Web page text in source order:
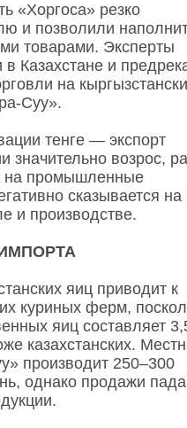
«Хоргоса» резко
и позволили
товарами. Эксперты
в Казахстане и
на
Суу».
тенге — экспорт
значительно возрос,
на промышленные
сказывается на
и производстве.
яиц приводит к
куриных ферм,
яиц составляет
казахстанских.
производит 250–300
однако продажи